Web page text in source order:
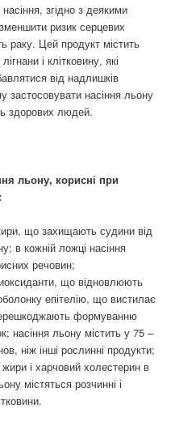
згідно з деякими
ризик серцевих
раку. Цей продукт містить
і клітковину, які
від надлишків
застосовувати насіння льону
здорових людей.
льону, корисні при
що захищають судини від
в кожній ложці насіння
речовин;
що відновлюють
епітелію, що вистилає
формуванню
насіння льону містить у 75 –
ніж інші рослинні продукти;
і харчовий холестерин в
містяться розчинні і